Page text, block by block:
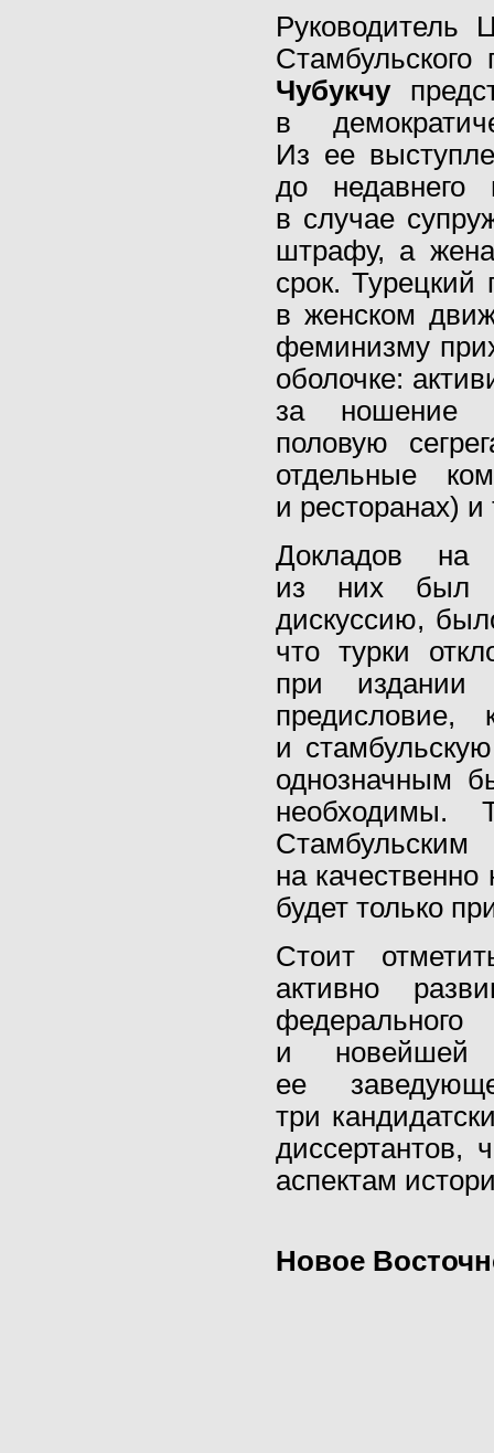
Руководитель
Стамбульского
Чубукчу
в
Из ее
до недавнего
в случае
штрафу, а
срок. Турецкий
в женском
феминизму
оболочке:
за ношение
половую
отдельные
и ресторанах) и
Докладов
из них был
дискуссию,
что турки
при издании
предисловие,
и
однозначным
необходимы.
на
будет только
Стоит
активно
и новейшей
ее
три
аспектам
Новое